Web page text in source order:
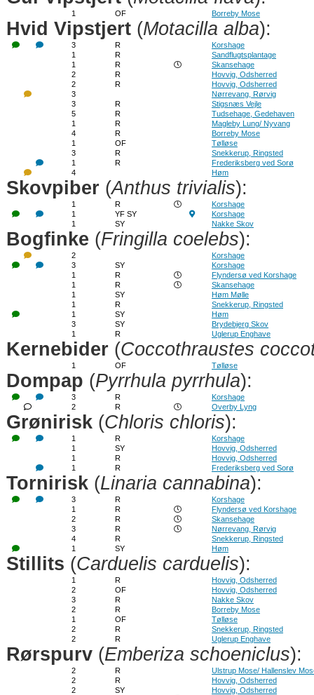
1 OF Borreby Mose
Hvid Vipstjert (Motacilla alba):
3 R
Korshage
1
R
Sandflugtsplantage
1
R
Skansehage
2
R
Hovvig, Odsherred
2
R
Hovvig, Odsherred
3
Nørrevang, Rørvig
3
R
Stigsnæs Vejle
5
R
Tudsehage, Gedehaven
1
R
Magleby Lung/ Nyvang
4
R
Borreby Mose
1
OF
Tølløse
3
R
Snekkerup, Ringsted
1
R
Frederiksberg ved Sorø
4
Høm
Skovpiber (Anthus trivialis):
1 R
Korshage
1
YF SY
Korshage
1
SY Nakke Skov
Bogfinke (Fringilla coelebs):
2
Korshage
3
SY
Korshage
1
R
Flyndersø ved Korshage
1
R
Skansehage
1
SY
Høm Mølle
1
R
Snekkerup, Ringsted
1
SY
Høm
3
SY
Brydebjerg Skov
1
R Uglerup Enghave
Kernebider (Coccothraustes
1 OF Tølløse
Dompap (Pyrrhula pyrrhula):
3 R
Korshage
2
R Overby Lyng
Grønirisk (Chloris chloris):
1 R
Korshage
1
SY
Hovvig, Odsherred
1
R
Hovvig, Odsherred
1
R Frederiksberg ved Sorø
Tornirisk (Linaria cannabina):
3 R
Korshage
1
R
Flyndersø ved Korshage
2
R
Skansehage
3
R
Nørrevang, Rørvig
4
R
Snekkerup, Ringsted
1
SY Høm
Stillits (Carduelis carduelis):
1 R
Hovvig, Odsherred
2
OF
Hovvig, Odsherred
3
R
Nakke Skov
2
R
Borreby Mose
1
OF
Tølløse
2
R
Snekkerup, Ringsted
2
R Uglerup Enghave
Rørspurv (Emberiza schoeniclus):
2 R
Ulstrup Mose/ Hallenslev
2
R
Hovvig, Odsherred
2
SY
Hovvig, Odsherred